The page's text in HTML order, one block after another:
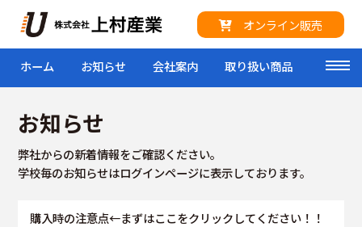
オンライン販売
ホーム お知らせ 会社案内 取り扱い商品 来社予
お知らせ
弊社からの新着情報をご確認ください。
学校毎のお知らせはログインページに表示しております。
購入時の注意点←まずはここをクリックしてください！！